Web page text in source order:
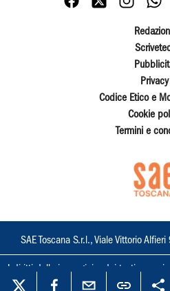
Privacy
Codice Etico e
Cookie
Termini e
SAE Toscana S.r.l., Viale Vittorio
I diritti delle immagini e dei testi sono
loro riproduzione con qualsiasi mezzo